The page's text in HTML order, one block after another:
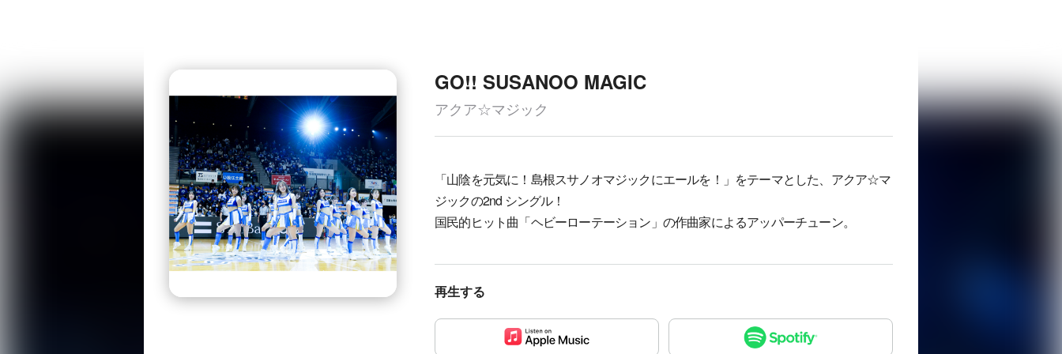
GO!! SUSANOO MAGIC
アクア☆マジック
「山陰を元気に！島根スサノオマジックにエールを！」をテーマとした、アクア☆マ
ジックの2nd シングル！
国民的ヒット曲「ヘビーローテーション」の作曲家によるアッパーチューン。
再生する